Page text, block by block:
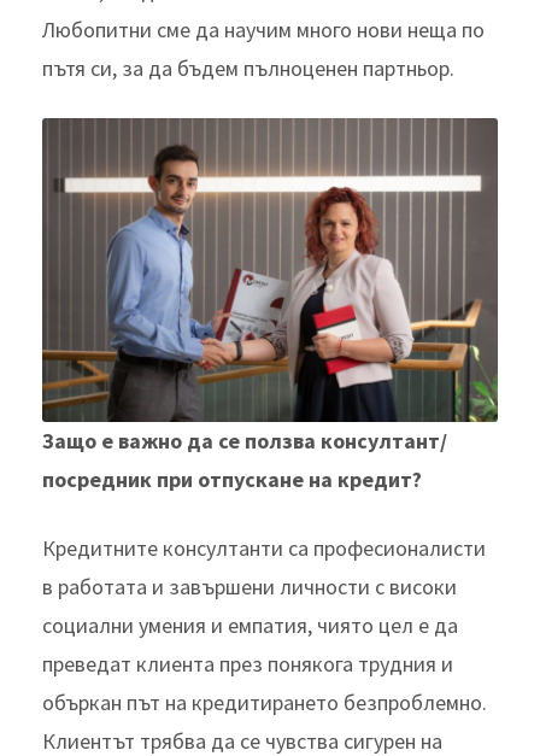
Любопитни сме да научим много нови неща по
пътя си, за да бъдем пълноценен партньор.
Защо е важно да се ползва консултант/
посредник при отпускане на кредит?
Кредитните консултанти са професионалисти
в работата и завършени личности с високи
социални умения и емпатия, чиято цел е да
преведат клиента през понякога трудния и
объркан път на кредитирането безпроблемно.
Клиентът трябва да се чувства сигурен на